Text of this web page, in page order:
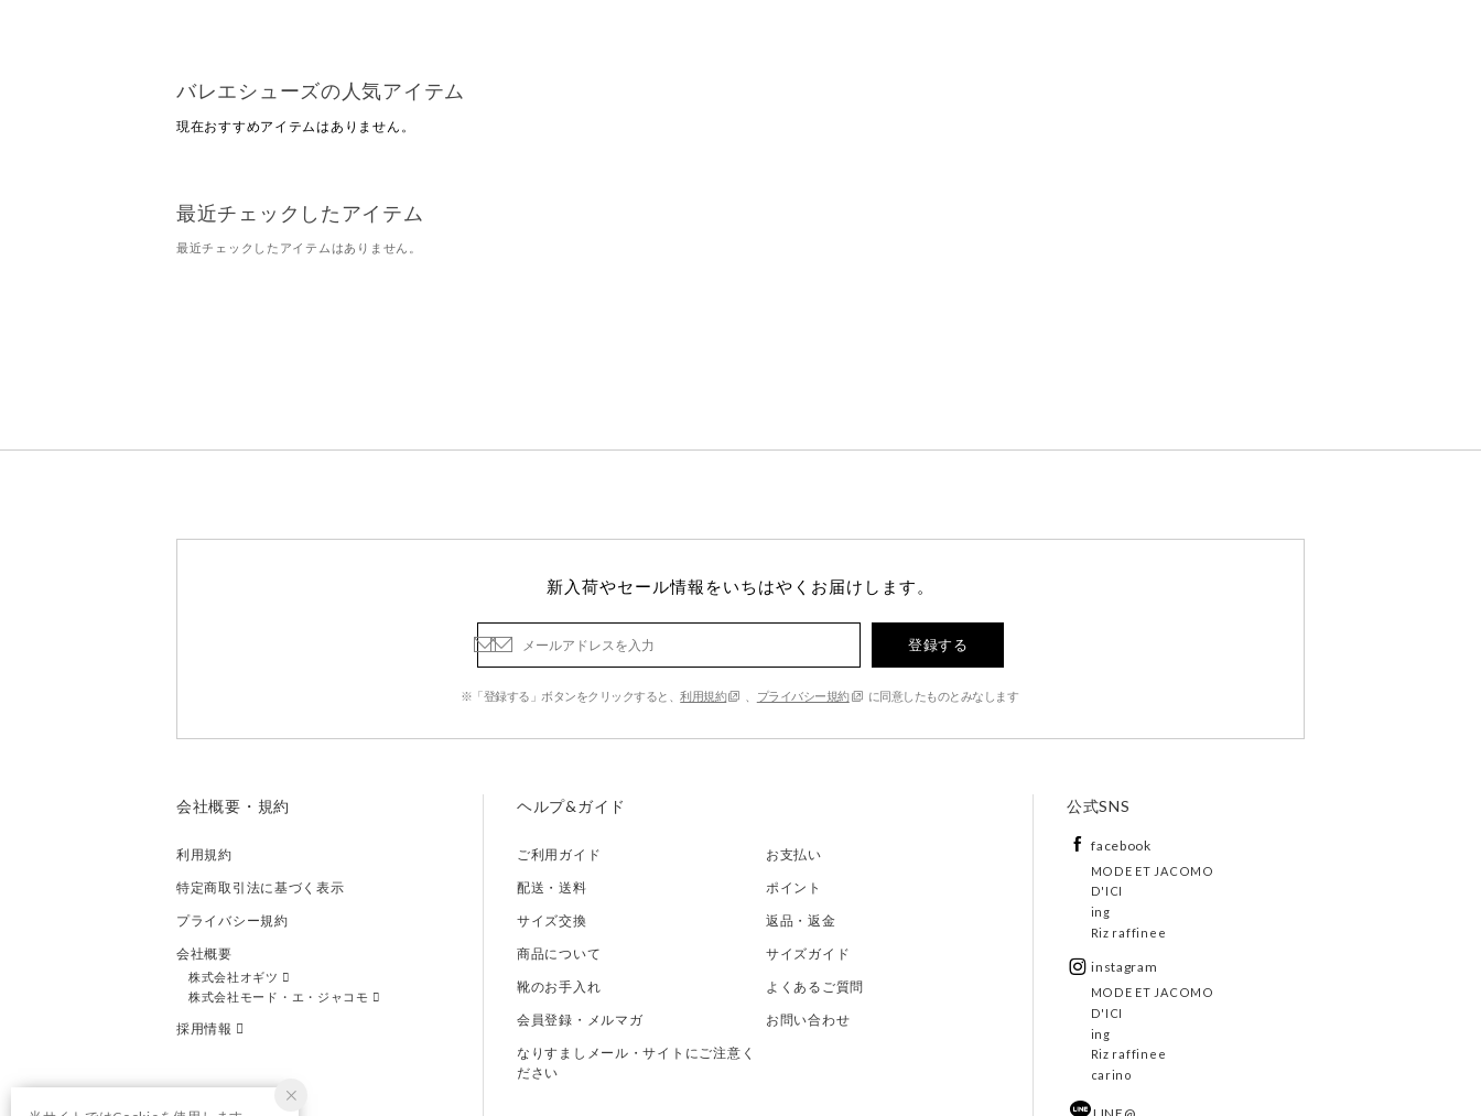
バレエシューズの人気アイテム
現在おすすめアイテムはありません。
最近チェックしたアイテム
最近チェックしたアイテムはありません。
新入荷やセール情報をいちはやくお届けします。
登録する
※「登録する」ボタンをクリックすると、利用規約 プライバシー規約 に同意したものとみなします
会社概要・規約
利用規約
特定商取引法に基づく表示
プライバシー規約
会社概要
株式会社オギツ
株式会社モード・エ・ジャコモ
採用情報
ヘルプ&ガイド
ご利用ガイド
お支払い
配送・送料
ポイント
サイズ交換
返品・返金
商品について
サイズガイド
靴のお手入れ
よくあるご質問
会員登録・メルマガ
お問い合わせ
なりすましメール・サイトにご注意く
ださい
公式SNS
facebook
MODE ET JACOMO
D'ICI
ing
Riz raffinee
instagram
MODE ET JACOMO
D'ICI
ing
Riz raffinee
carino